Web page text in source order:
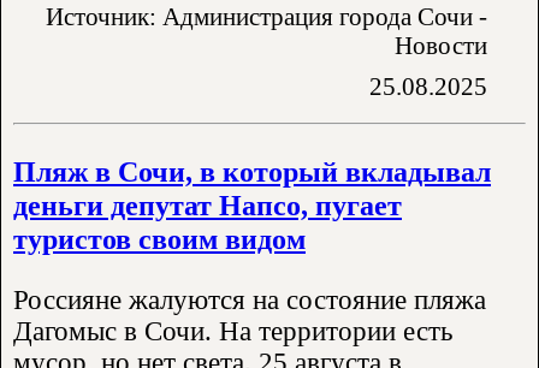
Источник: Администрация города Сочи -
Новости
25.08.2025
Пляж в Сочи, в который вкладывал
деньги депутат Напсо, пугает
туристов своим видом
Россияне жалуются на состояние пляжа
Дагомыс в Сочи. На территории есть